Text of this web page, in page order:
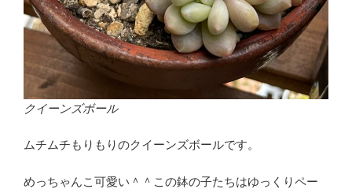
クイーンズボール
ムチムチもりもりのクイーンズボールです。
めっちゃんこ可愛い＾＾この鉢の子たちはゆっくりペー